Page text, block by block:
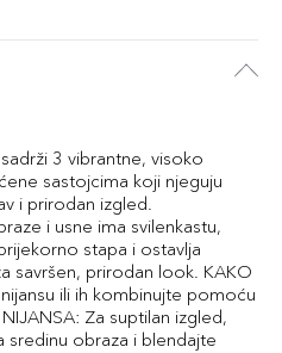
3 vibrantne, visoko
sastojcima koji njeguju
i prirodan izgled.
i usne ima svilenkastu,
stapa i ostavlja
savršen, prirodan look. KAKO
ili ih kombinujte pomoću
Za suptilan izgled,
sredinu obraza i blendajte